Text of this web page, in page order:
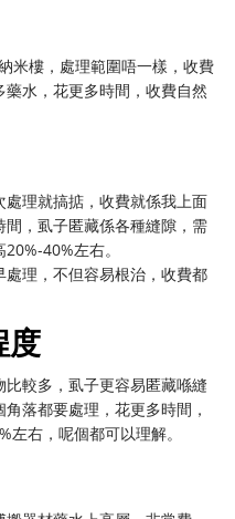
米樓，處理範圍唔一樣，收費
水，花更多時間，收費自然
理就搞掂，收費就係我上面
，虱子匿藏係各種縫隙，需
40%左右。
理，不但容易根治，收費都
度
較多，虱子更容易匿藏喺縫
落都要處理，花更多時間，
右，呢個都可以理解。